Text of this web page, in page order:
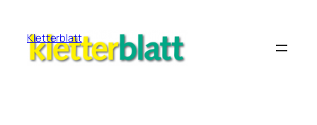
Inhalt
springen
Kletterblatt